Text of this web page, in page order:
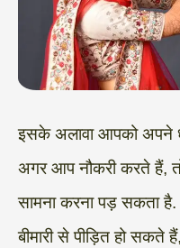
इसके अलावा आपको अपने
अगर आप नौकरी करते हैं,
सामना करना पड़ सकता है.
बीमारी से पीड़ित हो सकते